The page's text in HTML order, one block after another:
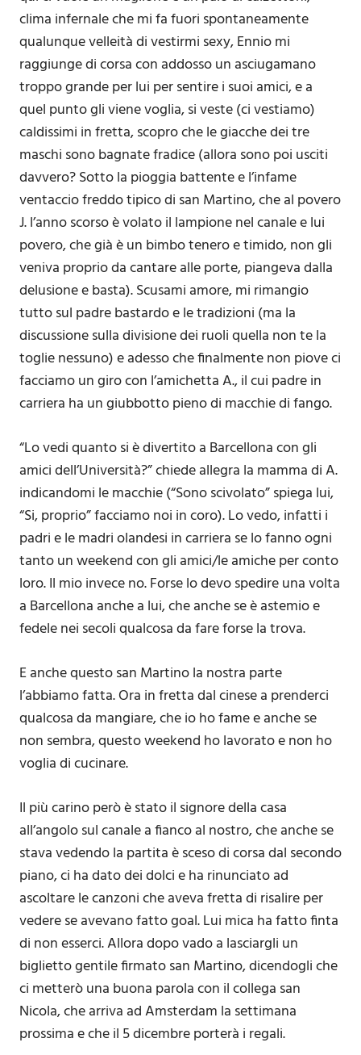
clima infernale che mi fa fuori spontaneamente
qualunque velleità di vestirmi sexy, Ennio mi
raggiunge di corsa con addosso un asciugamano
troppo grande per lui per sentire i suoi amici, e a
quel punto gli viene voglia, si veste (ci vestiamo)
caldissimi in fretta, scopro che le giacche dei tre
maschi sono bagnate fradice (allora sono poi usciti
davvero? Sotto la pioggia battente e l’infame
ventaccio freddo tipico di san Martino, che al povero
J. l’anno scorso è volato il lampione nel canale e lui
povero, che già è un bimbo tenero e timido, non gli
veniva proprio da cantare alle porte, piangeva dalla
delusione e basta). Scusami amore, mi rimangio
tutto sul padre bastardo e le tradizioni (ma la
discussione sulla divisione dei ruoli quella non te la
toglie nessuno) e adesso che finalmente non piove ci
facciamo un giro con l’amichetta A., il cui padre in
carriera ha un giubbotto pieno di macchie di fango.
“Lo vedi quanto si è divertito a Barcellona con gli
amici dell’Università?” chiede allegra la mamma di A.
indicandomi le macchie (“Sono scivolato” spiega lui,
“Si, proprio” facciamo noi in coro). Lo vedo, infatti i
padri e le madri olandesi in carriera se lo fanno ogni
tanto un weekend con gli amici/le amiche per conto
loro. Il mio invece no. Forse lo devo spedire una volta
a Barcellona anche a lui, che anche se è astemio e
fedele nei secoli qualcosa da fare forse la trova.
E anche questo san Martino la nostra parte
l’abbiamo fatta. Ora in fretta dal cinese a prenderci
qualcosa da mangiare, che io ho fame e anche se
non sembra, questo weekend ho lavorato e non ho
voglia di cucinare.
Il più carino però è stato il signore della casa
all’angolo sul canale a fianco al nostro, che anche se
stava vedendo la partita è sceso di corsa dal secondo
piano, ci ha dato dei dolci e ha rinunciato ad
ascoltare le canzoni che aveva fretta di risalire per
vedere se avevano fatto goal. Lui mica ha fatto finta
di non esserci. Allora dopo vado a lasciargli un
biglietto gentile firmato san Martino, dicendogli che
ci metterò una buona parola con il collega san
Nicola, che arriva ad Amsterdam la settimana
prossima e che il 5 dicembre porterà i regali.